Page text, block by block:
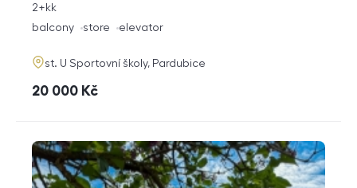
rozměry
disposition
2+kk
funkce
balcony store elevator
adresa
st. U Sportovní školy, Pardubice
cena
20 000 Kč